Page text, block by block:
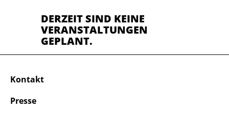
DERZEIT SIND KEINE
VERANSTALTUNGEN
GEPLANT.
Kontakt
Presse